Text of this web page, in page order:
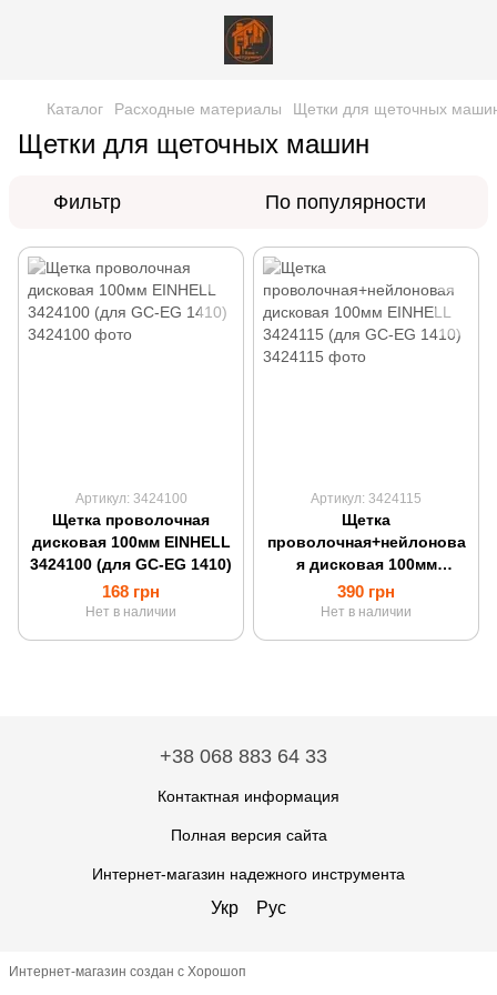
Каталог Расходные материалы Щетки для щеточных
Щетки для щеточных машин
Фильтр По популярности
Артикул: 3424100
Щетка проволочная
дисковая 100мм EINHELL
3424100 (для GC-EG 1410)
168 грн
Нет в наличии
Артикул: 3424115
Щетка
проволочная+нейлонова
я дисковая 100мм
EINHELL 3424115 (для GC-
EG 1410)
390 грн
Нет в наличии
+38 068 883 64 33
Контактная информация
Полная версия сайта
Интернет-магазин надежного инструмента
Укр Рус
Интернет-магазин создан с Хорошоп